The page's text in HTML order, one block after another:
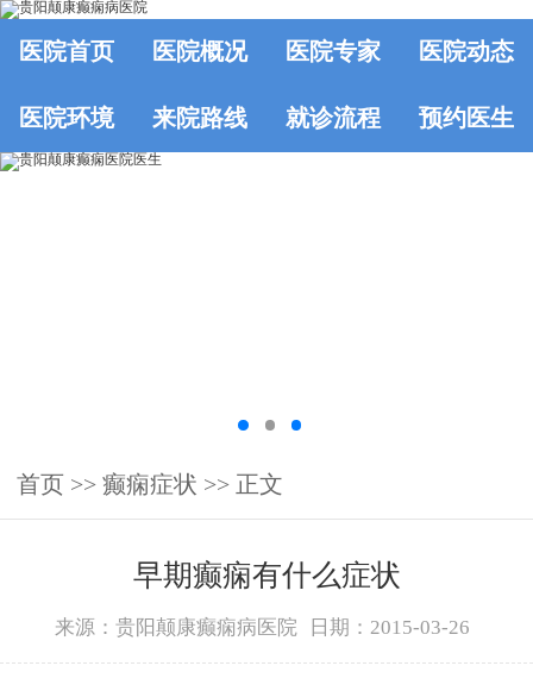
医院首页 医院概况 医院专家 医院动态
医院环境 来院路线 就诊流程 预约医生
首页 >> 癫痫症状 >> 正文
早期癫痫有什么症状
来源：贵阳颠康癫痫病医院 日期：2015-03-26